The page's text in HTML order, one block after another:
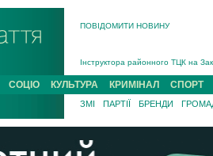
ПОВІДОМИТИ НОВИНУ
Інструктора районного ТЦК на
В Ужгороді попрощаються із
В Ужгороді 5 серпня
Підтвердили загибель
На війні з рф поліг військовий з
На війні загинув 26-річний
СОЦІО КУЛЬТУРА КРИМІНАЛ СПОРТ
ЗМІ ПАРТІЇ БРЕНДИ